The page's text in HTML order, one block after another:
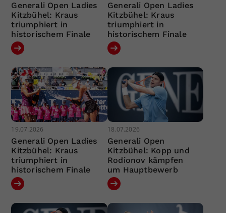
Generali Open Ladies
Kitzbühel: Kraus
triumphiert in
historischem Finale
Generali Open Ladies
Kitzbühel: Kraus
triumphiert in
historischem Finale
19.07.2026
Generali Open Ladies
Kitzbühel: Kraus
triumphiert in
historischem Finale
18.07.2026
Generali Open
Kitzbühel: Kopp und
Rodionov kämpfen
um Hauptbewerb